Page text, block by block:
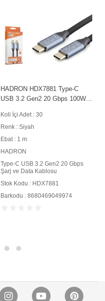
HADRON HDX7881 Type-C
USB 3.2 Gen2 20 Gbps 100W
1 m Siyah
Koli İçi Adet : 30
Renk : Siyah
Ebat : 1 m
HADRON
Type-C USB 3.2 Gen2 20 Gbps
Şarj ve Data Kablosu
Stok Kodu : HDX7881
Barkodu : 8680469049974